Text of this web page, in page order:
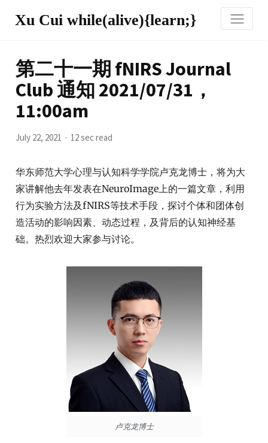
Xu Cui while(alive){learn;}
第二十一期 fNIRS Journal
Club 通知 2021/07/31，
11:00am
July 22, 2021 12 sec read
华东师范大学心理与认知科学学院卢克龙博士，将为大
家讲解他去年发表在NeuroImage上的一篇文章，利用
行为实验方法及fNIRS等技术手段，探讨个体和团体创
造活动的影响因素、动态过程，及背后的认知神经基
础。热烈欢迎大家参与讨论。
卢克龙博士